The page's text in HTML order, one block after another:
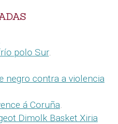
polo Sur.
negro contra a violencia
á Coruña
Dimolk Basket Xiria